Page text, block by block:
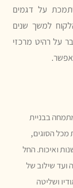
על דגמים
למשך שנים
על רהיט מרכזי
בבניית
מכל הסוגים,
ואיכות. החל
ועד שילוב של
ושליטה